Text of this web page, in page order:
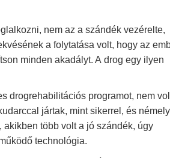
nem az a szándék vezérelte,
a folytatása volt, hogy az
minden akadályt. A drog egy ilyen
drogrehabilitációs programot, nem
jártak, mint sikerrel, és
több volt a jó szándék, úgy
technológia.